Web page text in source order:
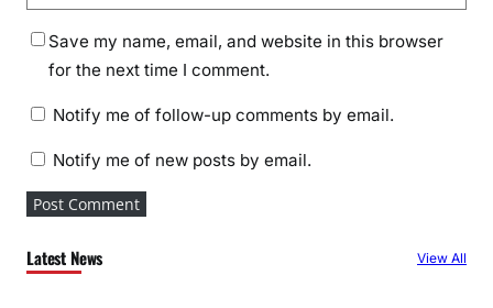
Save my name, email, and website in this browser
for the next time I comment.
Notify me of follow-up comments by email.
Notify me of new posts by email.
Latest News View All